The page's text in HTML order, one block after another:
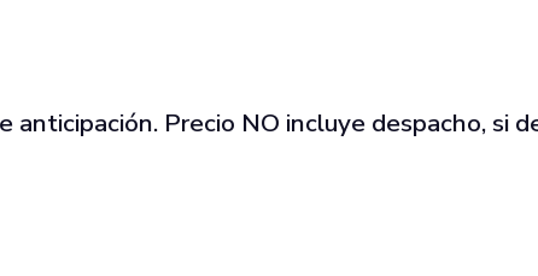
anticipación. Precio NO incluye despacho, si